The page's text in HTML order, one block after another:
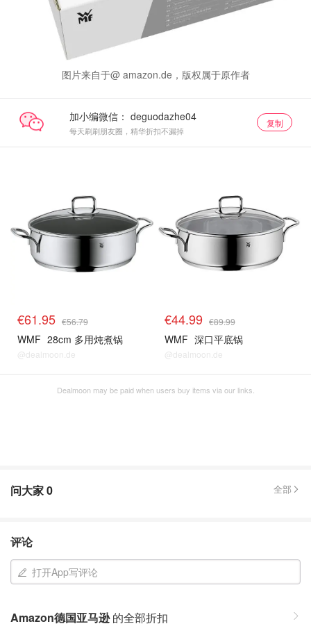
图片来自于@ amazon.de，版权属于原作者
加小编微信：
每天刷刷朋友圈，精华折扣不漏掉
复制
€61.95 €56.79
WMF 28cm 多用炖煮锅
@dealmoon.de
€44.99 €89.99
WMF 深口平底锅
@dealmoon.de
Dealmoon may be paid when users buy items via our links.
问大家0 全部
评论
打开App写评论
Amazon德国亚马逊的全部折扣